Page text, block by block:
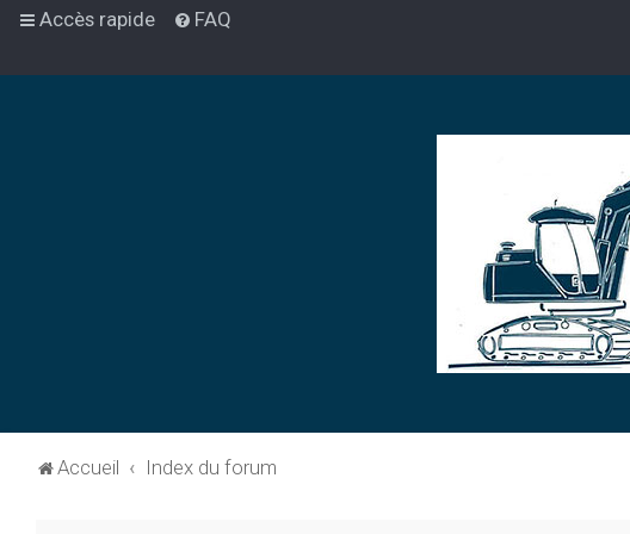
Accès rapide FAQ
Accueil Index du forum